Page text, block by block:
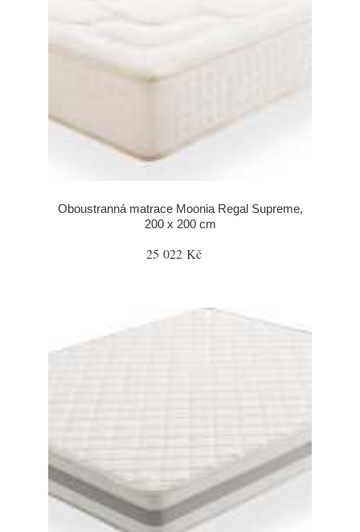
Oboustranná matrace Moonia Regal Supreme,
200 x 200 cm
25 022 Kč